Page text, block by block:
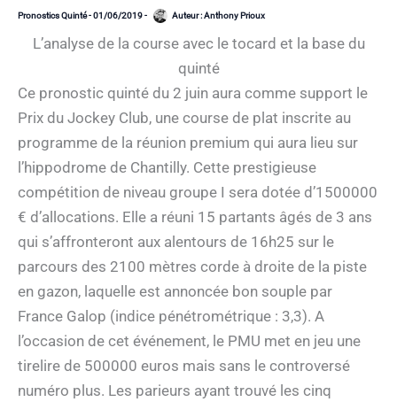
Pronostics Quinté-01/06/2019- Auteur :Anthony Prioux
L’analyse de la course avec le tocard et la base du
quinté
Ce pronostic quinté du 2 juin aura comme support le
Prix du Jockey Club, une course de plat inscrite au
programme de la réunion premium qui aura lieu sur
l’hippodrome de Chantilly. Cette prestigieuse
compétition de niveau groupe I sera dotée d’1500000
€ d’allocations. Elle a réuni 15 partants âgés de 3 ans
qui s’affronteront aux alentours de 16h25 sur le
parcours des 2100 mètres corde à droite de la piste
en gazon, laquelle est annoncée bon souple par
France Galop (indice pénétrométrique : 3,3). A
l’occasion de cet événement, le PMU met en jeu une
tirelire de 500000 euros mais sans le controversé
numéro plus. Les parieurs ayant trouvé les cinq